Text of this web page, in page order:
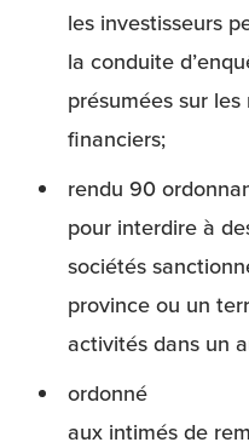
les investisseurs
la conduite
présumées sur les
financiers;
rendu 90
pour interdire à
sociétés
province ou un
activités dans un
ordonné
aux intimés de